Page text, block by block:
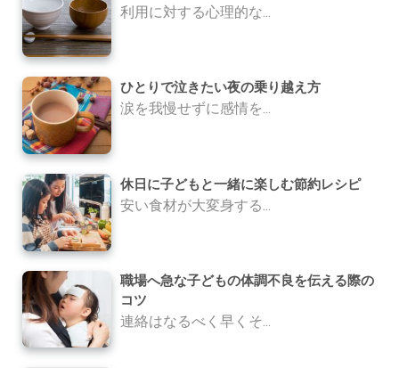
利用に対する心理的な...
ひとりで泣きたい夜の乗り越え方
涙を我慢せずに感情を...
休日に子どもと一緒に楽しむ節約レシピ
安い食材が大変身する...
職場へ急な子どもの体調不良を伝える際の
コツ
連絡はなるべく早くそ...